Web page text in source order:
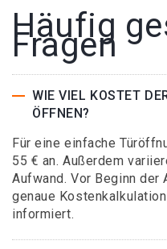
Häufig
Fragen
WIE VIEL KOSTET
ÖFFNEN?
Für eine einfache
55 € an. Außerdem
Aufwand. Vor Beginn der
genaue
informiert.